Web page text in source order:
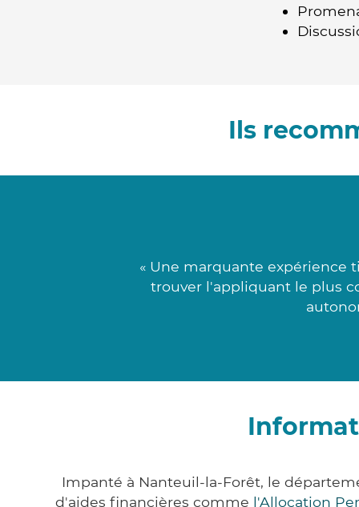
Ils
« Une marquante expérience
trouver l'appliquant le plus
Impanté à Nanteuil-la-Forêt, le
d'aides financières comme l'Allocation